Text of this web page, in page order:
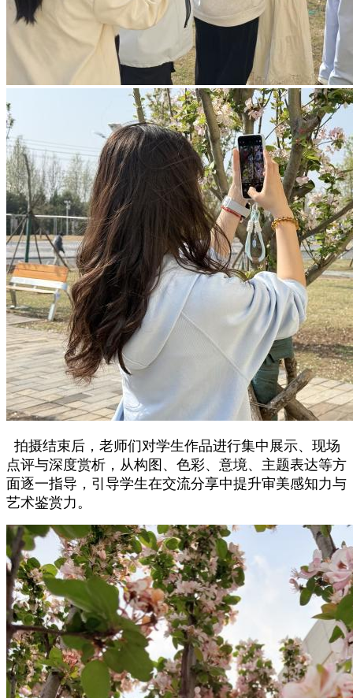
拍摄结束后，老师们对学生作品进行集中展示、现场
点评与深度赏析，从构图、色彩、意境、主题表达等方
面逐一指导，引导学生在交流分享中提升审美感知力与
艺术鉴赏力。